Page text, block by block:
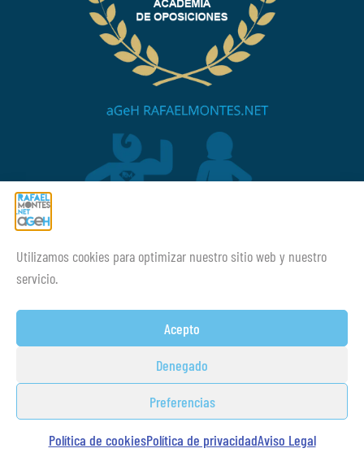
Utilizamos cookies para optimizar nuestro sitio web y nuestro
servicio.
Acepto
Denegado
Preferencias
Política de cookiesPolítica de privacidadAviso Legal
¡¡Mucho ánimo siempre!
© Copyright 2014-2026 Academia
Montes SL desarrollado por:
Guillem Brocal
Estudio